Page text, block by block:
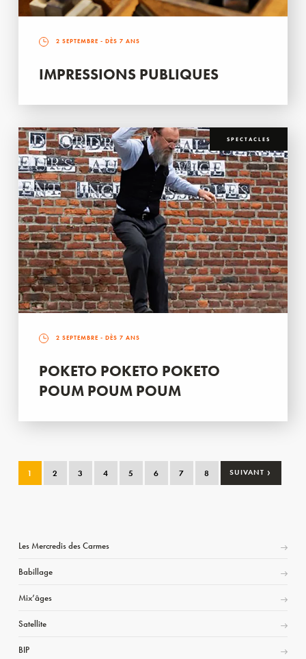
2 SEPTEMBRE - DÈS 7 ANS
IMPRESSIONS PUBLIQUES
SPECTACLES
2 SEPTEMBRE - DÈS 7 ANS
POKETO POKETO POKETO
POUM POUM POUM
1 2 3 4 5 6 7 8 SUIVANT ›
Les Mercredis des Carmes
Babillage
Mix’âges
Satellite
BIP